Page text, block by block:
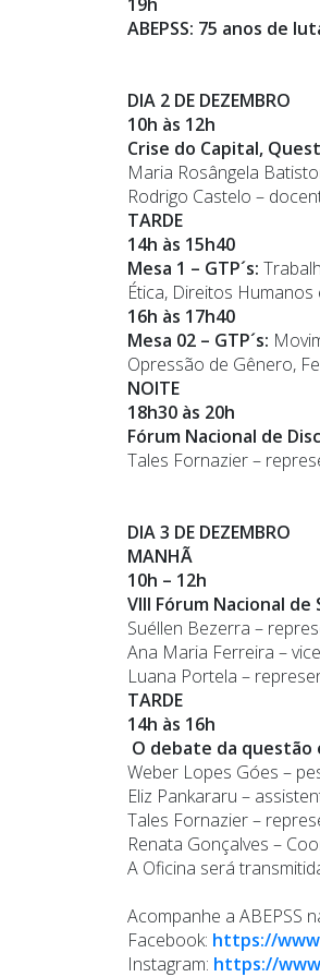
ABEPSS: 75 anos de
DIA 2 DE DEZEMBRO
10h às 12h
Crise do Capital,
Maria Rosângela
Rodrigo Castelo –
TARDE
14h às 15h40
Mesa 1 – GTP´s:
Ética, Direitos Humanos
16h às 17h40
Mesa 02 – GTP´s:
Opressão de Gênero,
NOITE
18h30 às 20h
Fórum Nacional de
Tales Fornazier –
DIA 3 DE DEZEMBRO
MANHÃ
10h – 12h
VIII Fórum Nacional
Suéllen Bezerra –
Ana Maria Ferreira –
Luana Portela –
TARDE
14h às 16h
O debate da questão
Weber Lopes Góes –
Eliz Pankararu –
Tales Fornazier –
Renata Gonçalves –
A Oficina será
Acompanhe a ABEPSS
Facebook: https://
Instagram: https://